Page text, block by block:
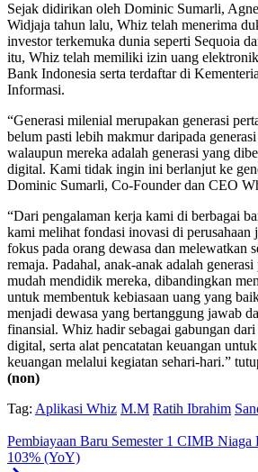
Sejak didirikan oleh Dominic Sumarli,
Widjaja tahun lalu, Whiz telah menerima
investor terkemuka dunia seperti Sequoia
itu, Whiz telah memiliki izin uang
Bank Indonesia serta terdaftar di
Informasi.
“Generasi milenial merupakan generasi
belum pasti lebih makmur daripada
walaupun mereka adalah generasi yang
digital. Kami tidak ingin ini berlanjut ke
Dominic Sumarli, Co-Founder dan CEO
“Dari pengalaman kerja kami di berbagai
kami melihat fondasi inovasi di perusahaan
fokus pada orang dewasa dan melewatkan
remaja. Padahal, anak-anak adalah
mudah mendidik mereka, dibandingkan
untuk membentuk kebiasaan uang yang
menjadi dewasa yang bertanggung jawab
finansial. Whiz hadir sebagai gabungan
digital, serta alat pencatatan keuangan
keuangan melalui kegiatan sehari-hari.”
(non)
Tag: Aplikasi Whiz M.M Ratih Ibrahim
Pembiayaan Baru Semester 1 CIMB Niaga
103% (YoY)